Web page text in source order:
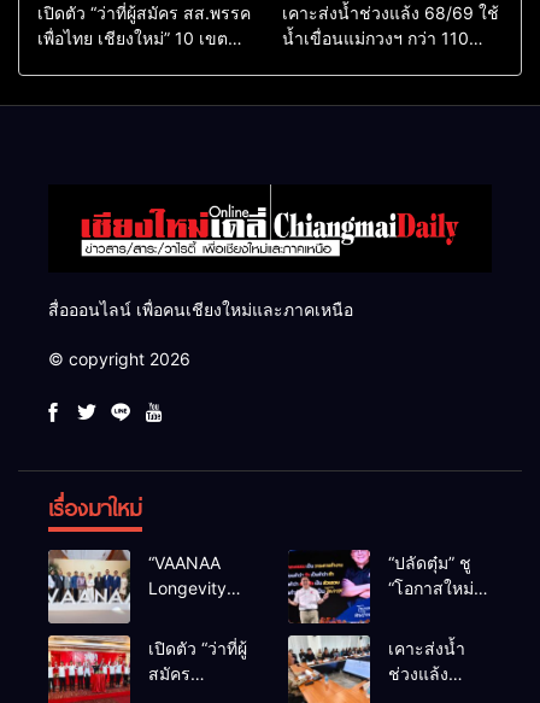
เปิดตัว “ว่าที่ผู้สมัคร สส.พรรค
เพื่อไทย เชียงใหม่” 10 เขต
เคาะส่งน้ำช่วงแล้ง 68/69 ใช้
น้ำเขื่อนแม่กวงฯ กว่า 110
สื่อออนไลน์ เพื่อคนเชียงใหม่และภาคเหนือ
© copyright 2026
เรื่องมาใหม่
“VAANAA
Longevity
ศูนย์สุขภาพ
ไฮเอนต์ใหญ่
“ปลัดตุ๋ม” ชู
“โอกาสใหม่”
สู่ทางออก
ประเทศ ไม่ใช่
เปิดตัว “ว่าที่ผู้
สมัคร
เคาะส่งน้ำ
ช่วงแล้ง